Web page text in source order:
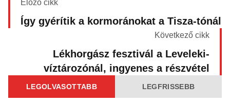
Előző cikk
Így gyérítik a kormoránokat a Tisza-tónál
Következő cikk
Lékhorgász fesztivál a Leveleki-
víztározónál, ingyenes a részvétel
LEGOLVASOTTABB LEGFRISSEBB